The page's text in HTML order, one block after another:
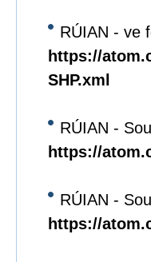
RÚIAN - ve
https://
SHP.xml
RÚIAN -
https://
RÚIAN -
https://